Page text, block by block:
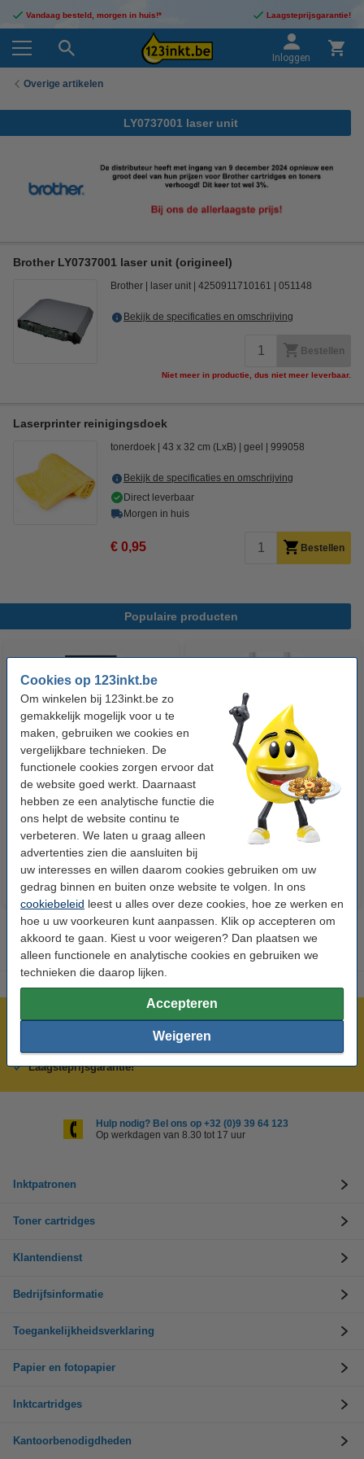
Cookies op 123inkt.be
Om winkelen bij 123inkt.be zo
gemakkelijk mogelijk voor u te
maken, gebruiken we cookies en
vergelijkbare technieken. De
functionele cookies zorgen ervoor dat
de website goed werkt. Daarnaast
hebben ze een analytische functie die
ons helpt de website continu te
verbeteren. We laten u graag alleen
advertenties zien die aansluiten bij
uw interesses en willen daarom cookies gebruiken om uw
gedrag binnen en buiten onze website te volgen. In ons
cookiebeleid leest u alles over deze cookies, hoe ze werken en
hoe u uw voorkeuren kunt aanpassen. Klik op accepteren om
akkoord te gaan. Kiest u voor weigeren? Dan plaatsen we
alleen functionele en analytische cookies en gebruiken we
technieken die daarop lijken.
Accepteren
Weigeren
Vandaag besteld, morgen in huis!* Laagsteprijsgarantie!
Inloggen
Overige artikelen
LY0737001 laser unit
Brother LY0737001 laser unit (origineel)
Brother laser unit 4250911710161 051148
Bekijk de specificaties en omschrijving
Bestellen
Niet meer in productie, dus niet meer leverbaar.
Laserprinter reinigingsdoek
tonerdoek 43 x 32 cm (LxB) geel 999058
Bekijk de specificaties en omschrijving
Direct leverbaar
Morgen in huis
€ 0,95 Bestellen
Populaire producten
Aanbieding: 10x 123inkt
cursusblok A4 gelijnd 70 g/m²
100 vellen
€ 26,55
Apple iPhone Lightning
oplaadkabel wit (2 meter)
€ 13,95 Incl. 21% btw
Meer dan 5 miljoen klanten!
Voor 22.00 uur besteld, morgen in huis!
Laagsteprijsgarantie!
Hulp nodig? Bel ons op +32 (0)9 39 64 123
Op werkdagen van 8.30 tot 17 uur
Inktpatronen
Toner cartridges
Klantendienst
Bedrijfsinformatie
Toegankelijkheidsverklaring
Papier en fotopapier
Inktcartridges
Kantoorbenodigdheden